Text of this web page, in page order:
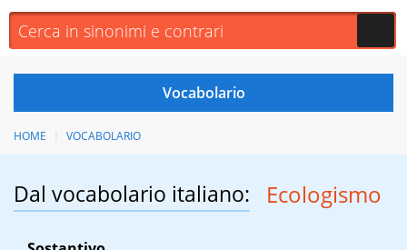
HOME VOCABOLARIO
Dal vocabolario italiano: Ecologismo